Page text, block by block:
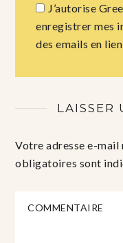
J’autorise
enregistrer mes
des emails en
LAISSER
Votre adresse e-mail
obligatoires sont